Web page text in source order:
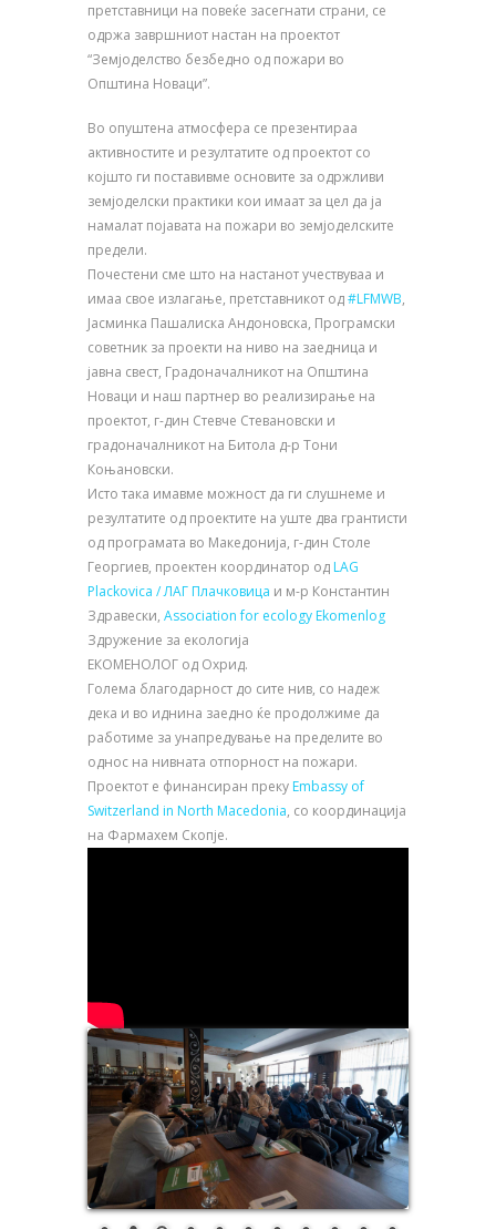
претставници на повеќе засегнати страни, се
одржа завршниот настан на проектот
“Земјоделство безбедно од пожари во
Општина Новаци”.
Во опуштена атмосфера се презентираа
активностите и резултатите од проектот со
којшто ги поставивме основите за одржливи
земјоделски практики кои имаат за цел да ја
намалат појавата на пожари во земјоделските
предели.
Почестени сме што на настанот учествуваа и
имаа свое излагање, претставникот од#LFMWB,
Јасминка Пашалиска Андоновска, Програмски
советник за проекти на ниво на заедница и
јавна свест, Градоначалникот на Општина
Новаци и наш партнер во реализирање на
проектот, г-дин Стевче Стевановски и
градоначалникот на Битола д-р Тони
Коњановски.
Исто така имавме можност да ги слушнеме и
резултатите од проектите на уште два грантисти
од програмата во Македонија, г-дин Столе
Георгиев, проектен координатор од LAG
Plackovica / ЛАГ Плачковица и м-р Константин
Здравески, Association for ecology Ekomenlog
Здружение за екологија
ЕКОМЕНОЛОГ од Охрид.
Голема благодарност до сите нив, со надеж
дека и во иднина заедно ќе продолжиме да
работиме за унапредување на пределите во
однос на нивната отпорност на пожари.
Проектот е финансиран преку Embassy of
Switzerland in North Macedonia, со координација
на Фармахем Скопје.